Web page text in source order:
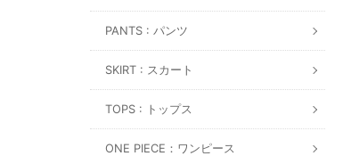
PANTS : パンツ
SKIRT : スカート
TOPS : トップス
ONE PIECE：ワンピース